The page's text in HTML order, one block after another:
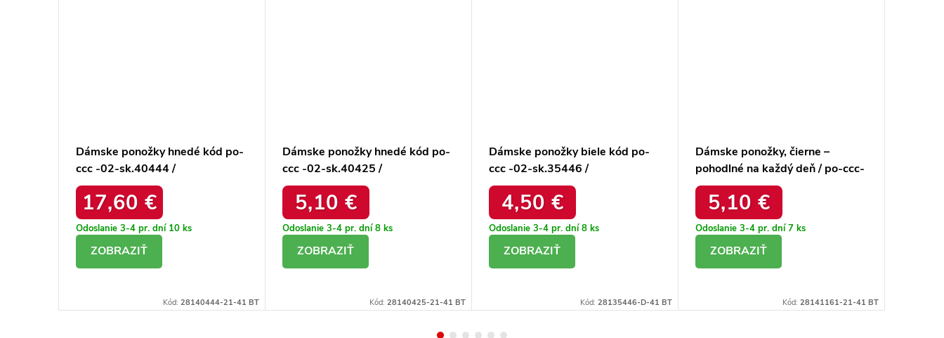
Dámske ponožky hnedé kód po-
ccc -02-sk.40444 /
17,60 €
Odoslanie 3-4 pr. dní 10 ks
Kód: 28140444-21-41 BT
Dámske ponožky hnedé kód po-
ccc -02-sk.40425 /
5,10 €
Odoslanie 3-4 pr. dní8 ks
Kód: 28140425-21-41 BT
Dámske ponožky biele kód po-
ccc -02-sk.35446 /
4,50 €
Odoslanie 3-4 pr. dní8 ks
Kód: 28135446-D-41 BT
Dámske ponožky, čierne –
pohodlné na každý deň / po-ccc-
02-sk.41161
5,10 €
Odoslanie 3-4 pr. dní7 ks
Kód: 28141161-21-41 BT